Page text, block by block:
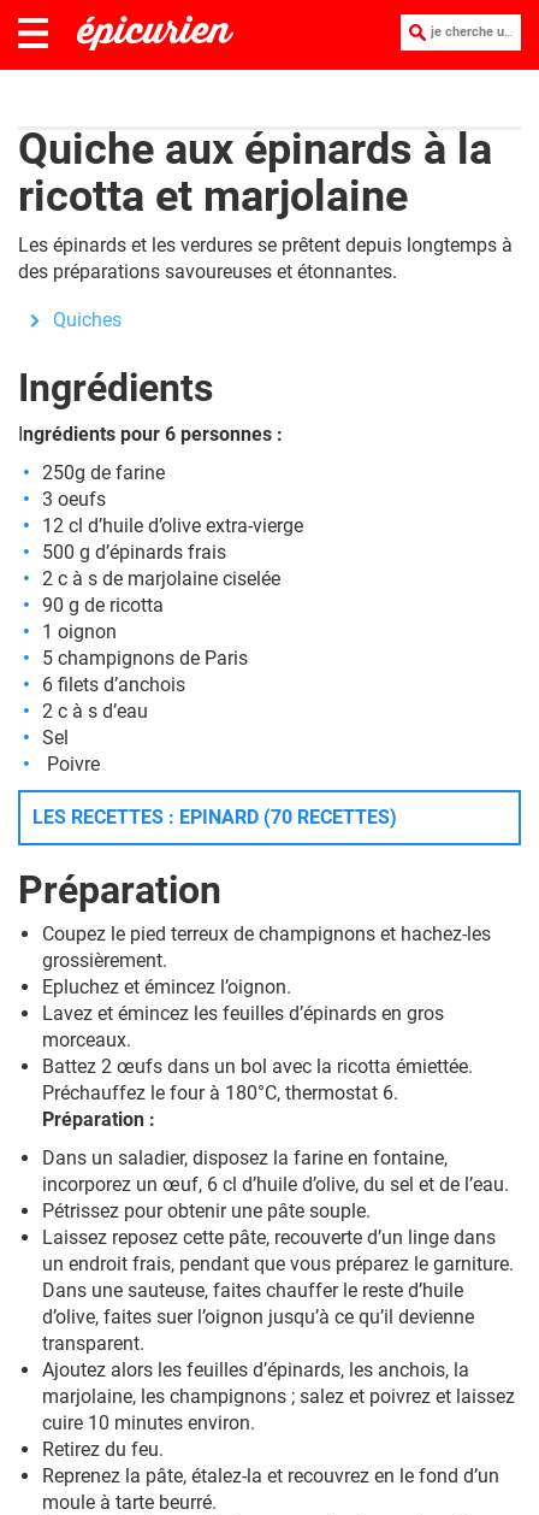
je cherche une recette :
Quiche aux épinards à la
ricotta et marjolaine
Les épinards et les verdures se prêtent depuis longtemps à
des préparations savoureuses et étonnantes.
Quiches
Ingrédients
Ingrédients pour 6 personnes :
250g de farine
3 oeufs
12 cl d’huile d’olive extra-vierge
500 g d’épinards frais
2 c à s de marjolaine ciselée
90 g de ricotta
1 oignon
5 champignons de Paris
6 filets d’anchois
2 c à s d’eau
Sel
Poivre
LES RECETTES : EPINARD (70 RECETTES)
Préparation
Coupez le pied terreux de champignons et hachez-les
grossièrement.
Epluchez et émincez l’oignon.
Lavez et émincez les feuilles d’épinards en gros
morceaux.
Battez 2 œufs dans un bol avec la ricotta émiettée.
Préchauffez le four à 180°C, thermostat 6.
Préparation :
Dans un saladier, disposez la farine en fontaine,
incorporez un œuf, 6 cl d’huile d’olive, du sel et de l’eau.
Pétrissez pour obtenir une pâte souple.
Laissez reposez cette pâte, recouverte d’un linge dans
un endroit frais, pendant que vous préparez le garniture.
Dans une sauteuse, faites chauffer le reste d’huile
d’olive, faites suer l’oignon jusqu’à ce qu’il devienne
transparent.
Ajoutez alors les feuilles d’épinards, les anchois, la
marjolaine, les champignons ; salez et poivrez et laissez
cuire 10 minutes environ.
Retirez du feu.
Reprenez la pâte, étalez-la et recouvrez en le fond d’un
moule à tarte beurré.